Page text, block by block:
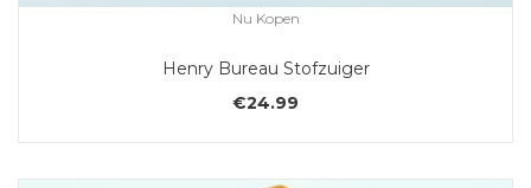
Nu Kopen
Henry Bureau Stofzuiger
€24.99